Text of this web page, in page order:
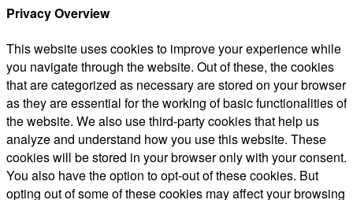
Privacy Overview
This website uses cookies to improve your experience while
you navigate through the website. Out of these, the cookies
that are categorized as necessary are stored on your browser
as they are essential for the working of basic functionalities of
the website. We also use third-party cookies that help us
analyze and understand how you use this website. These
cookies will be stored in your browser only with your consent.
You also have the option to opt-out of these cookies. But
opting out of some of these cookies may affect your browsing